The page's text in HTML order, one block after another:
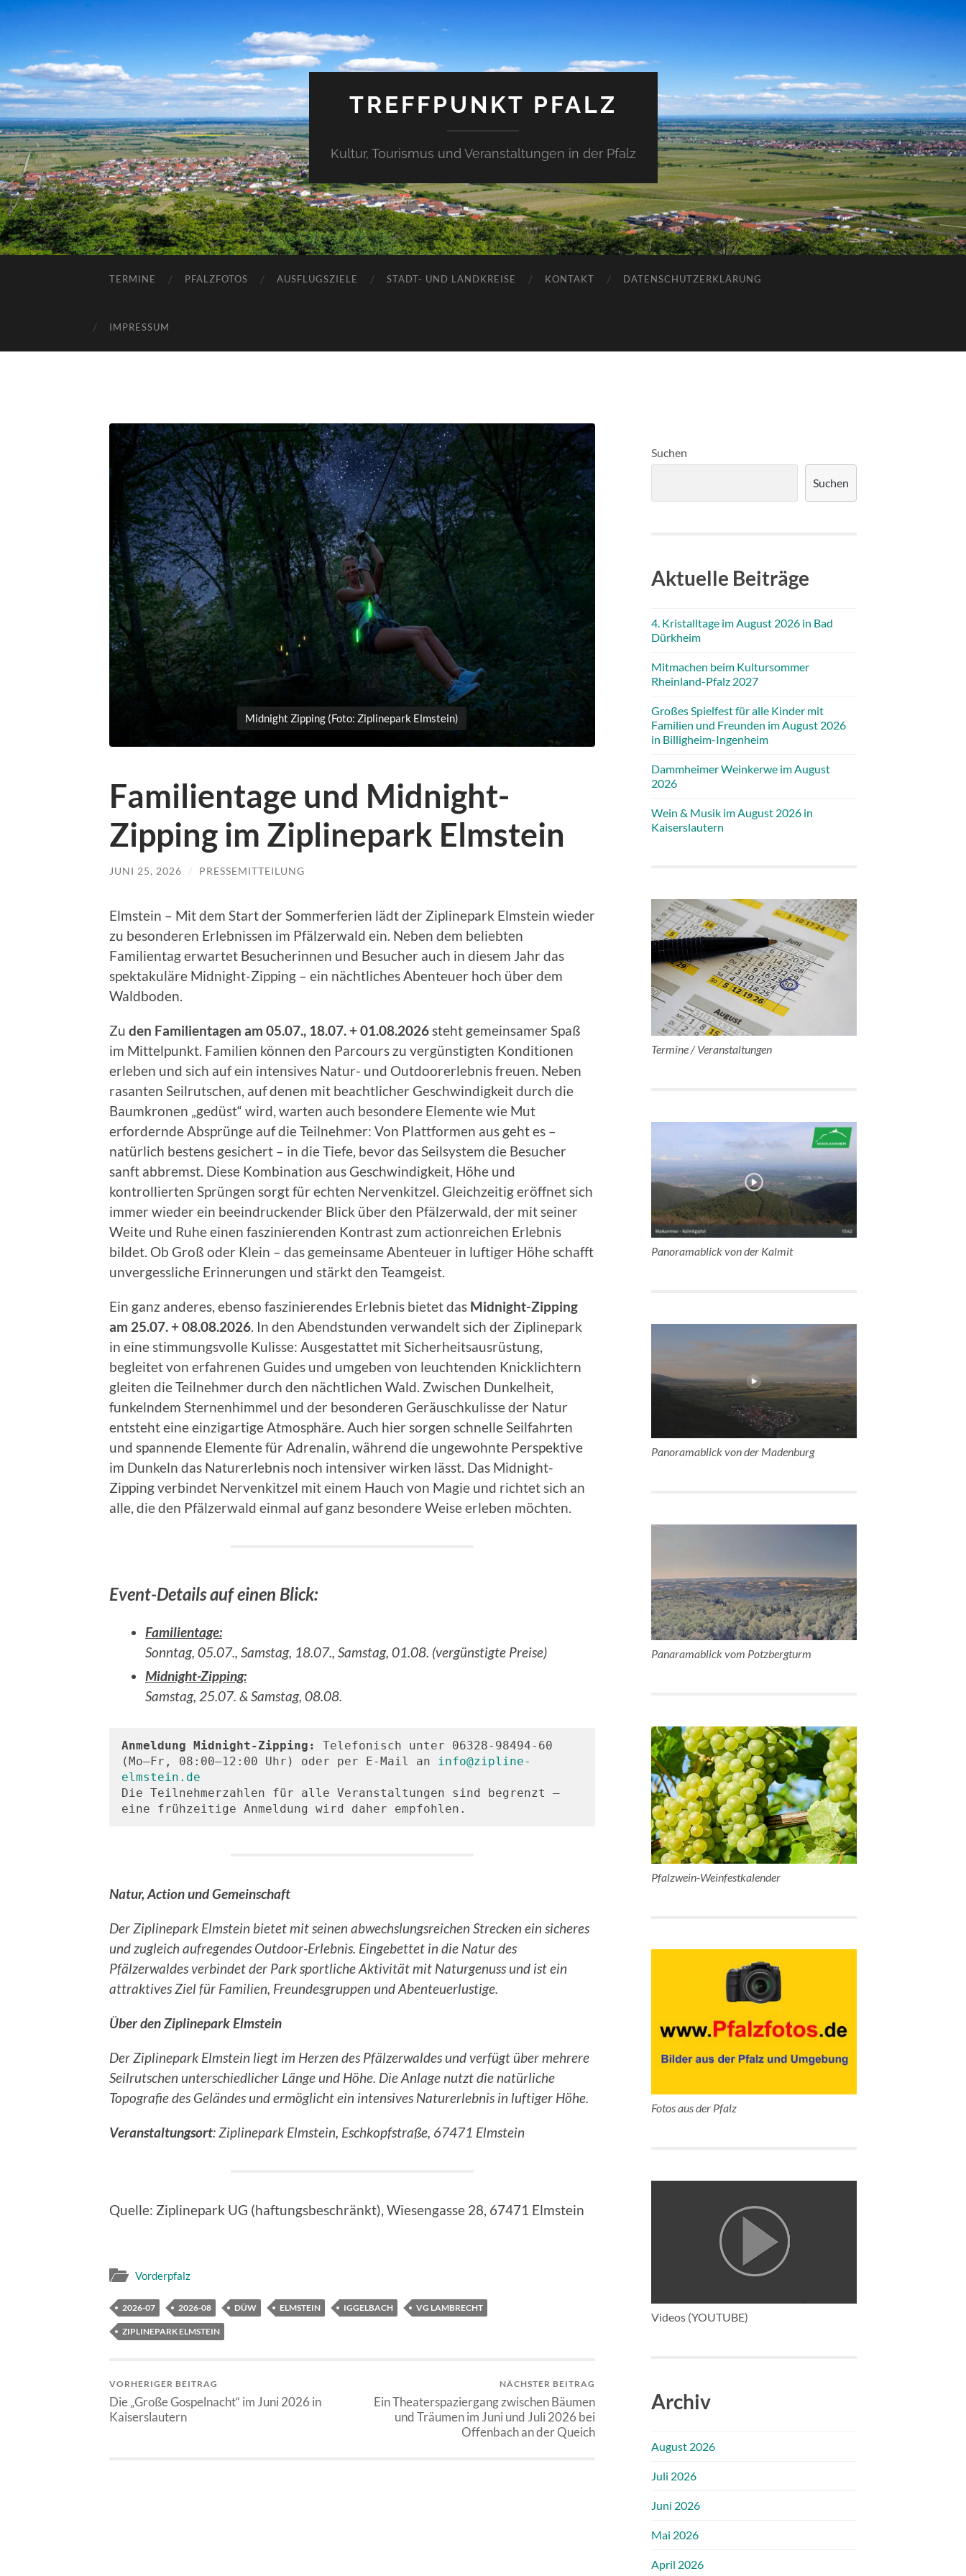
TREFFPUNKT PFALZ
Kultur, Tourismus und Veranstaltungen in der Pfalz
TERMINE PFALZFOTOS AUSFLUGSZIELE STADT- UND LANDKREISE KONTAKT DATENSCHUTZERKLÄRUNG
IMPRESSUM
Midnight Zipping (Foto: Ziplinepark Elmstein)
Familientage und Midnight-
Zipping im Ziplinepark Elmstein
JUNI 25, 2026 / PRESSEMITTEILUNG
Elmstein – Mit dem Start der Sommerferien lädt der Ziplinepark Elmstein wieder
zu besonderen Erlebnissen im Pfälzerwald ein. Neben dem beliebten
Familientag erwartet Besucherinnen und Besucher auch in diesem Jahr das
spektakuläre Midnight-Zipping – ein nächtliches Abenteuer hoch über dem
Waldboden.
Zu den Familientagen am 05.07., 18.07. + 01.08.2026steht gemeinsamer Spaß
im Mittelpunkt. Familien können den Parcours zu vergünstigten Konditionen
erleben und sich auf ein intensives Natur- und Outdoorerlebnis freuen. Neben
rasanten Seilrutschen, auf denen mit beachtlicher Geschwindigkeit durch die
Baumkronen „gedüst“ wird, warten auch besondere Elemente wie Mut
erfordernde Absprünge auf die Teilnehmer: Von Plattformen aus geht es –
natürlich bestens gesichert – in die Tiefe, bevor das Seilsystem die Besucher
sanft abbremst. Diese Kombination aus Geschwindigkeit, Höhe und
kontrollierten Sprüngen sorgt für echten Nervenkitzel. Gleichzeitig eröffnet sich
immer wieder ein beeindruckender Blick über den Pfälzerwald, der mit seiner
Weite und Ruhe einen faszinierenden Kontrast zum actionreichen Erlebnis
bildet. Ob Groß oder Klein – das gemeinsame Abenteuer in luftiger Höhe schafft
unvergessliche Erinnerungen und stärkt den Teamgeist.
Ein ganz anderes, ebenso faszinierendes Erlebnis bietet das Midnight-Zipping
am 25.07. + 08.08.2026. In den Abendstunden verwandelt sich der Ziplinepark
in eine stimmungsvolle Kulisse: Ausgestattet mit Sicherheitsausrüstung,
begleitet von erfahrenen Guides und umgeben von leuchtenden Knicklichtern
gleiten die Teilnehmer durch den nächtlichen Wald. Zwischen Dunkelheit,
funkelndem Sternenhimmel und der besonderen Geräuschkulisse der Natur
entsteht eine einzigartige Atmosphäre. Auch hier sorgen schnelle Seilfahrten
und spannende Elemente für Adrenalin, während die ungewohnte Perspektive
im Dunkeln das Naturerlebnis noch intensiver wirken lässt. Das Midnight-
Zipping verbindet Nervenkitzel mit einem Hauch von Magie und richtet sich an
alle, die den Pfälzerwald einmal auf ganz besondere Weise erleben möchten.
Event-Details auf einen Blick:
Familientage:
Sonntag, 05.07., Samstag, 18.07., Samstag, 01.08. (vergünstigte Preise)
Midnight-Zipping:
Samstag, 25.07. & Samstag, 08.08.
Anmeldung Midnight-Zipping:
Telefonisch unter 06328-98494-60
(Mo–Fr, 08:00–12:00 Uhr) oder per E-Mail an
info@zipline-
elmstein.de
Die Teilnehmerzahlen für alle Veranstaltungen sind begrenzt –
eine frühzeitige Anmeldung wird daher empfohlen.
Natur, Action und Gemeinschaft
Der Ziplinepark Elmstein bietet mit seinen abwechslungsreichen Strecken ein sicheres
und zugleich aufregendes Outdoor-Erlebnis. Eingebettet in die Natur des
Pfälzerwaldes verbindet der Park sportliche Aktivität mit Naturgenuss und ist ein
attraktives Ziel für Familien, Freundesgruppen und Abenteuerlustige.
Über den Ziplinepark Elmstein
Der Ziplinepark Elmstein liegt im Herzen des Pfälzerwaldes und verfügt über mehrere
Seilrutschen unterschiedlicher Länge und Höhe. Die Anlage nutzt die natürliche
Topografie des Geländes und ermöglicht ein intensives Naturerlebnis in luftiger Höhe.
Veranstaltungsort: Ziplinepark Elmstein, Eschkopfstraße, 67471 Elmstein
Quelle: Ziplinepark UG (haftungsbeschränkt), Wiesengasse 28, 67471 Elmstein
Vorderpfalz
2026-07 2026-08 DÜW ELMSTEIN IGGELBACH VG LAMBRECHT
ZIPLINEPARK ELMSTEIN
VORHERIGER BEITRAG
Die „Große Gospelnacht“ im Juni 2026 in
Kaiserslautern
NÄCHSTER BEITRAG
Ein Theaterspaziergang zwischen Bäumen
und Träumen im Juni und Juli 2026 bei
Offenbach an der Queich
Suchen
Suchen
Aktuelle Beiträge
4. Kristalltage im August 2026 in Bad
Dürkheim
Mitmachen beim Kultursommer
Rheinland-Pfalz 2027
Großes Spielfest für alle Kinder mit
Familien und Freunden im August 2026
in Billigheim-Ingenheim
Dammheimer Weinkerwe im August
2026
Wein & Musik im August 2026 in
Kaiserslautern
Termine / Veranstaltungen
Panoramablick von der Kalmit
Panoramablick von der Madenburg
Panaramablick vom Potzbergturm
Pfalzwein-Weinfestkalender
Fotos aus der Pfalz
Videos (YOUTUBE)
Archiv
August 2026
Juli 2026
Juni 2026
Mai 2026
April 2026